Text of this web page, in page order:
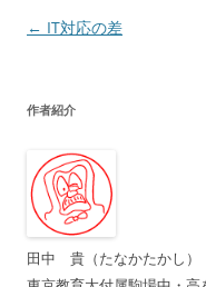
投
ビ
ー
シ
ョ
ン
← IT対応の差
作者紹介
田中 貴（たなかたかし）